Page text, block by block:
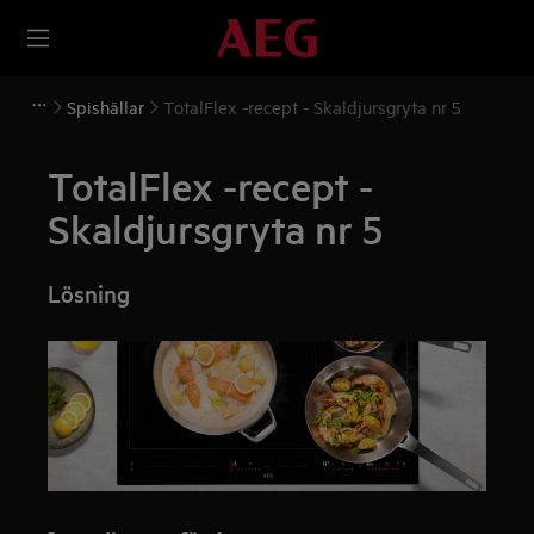
Spishällar TotalFlex -recept - Skaldjursgryta nr 5
TotalFlex -recept -
Skaldjursgryta nr 5
Lösning